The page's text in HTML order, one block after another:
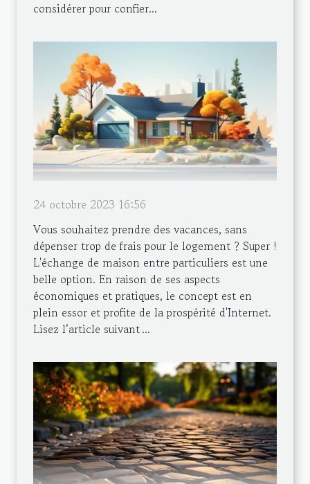
considérer pour confier...
24 octobre 2023 16:56
Vous souhaitez prendre des vacances, sans
dépenser trop de frais pour le logement ? Super !
L'échange de maison entre particuliers est une
belle option. En raison de ses aspects
économiques et pratiques, le concept est en
plein essor et profite de la prospérité d'Internet.
Lisez l’article suivant ...